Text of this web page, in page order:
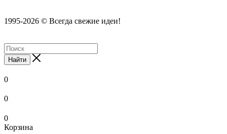
1995-2026 © Всегда свежие идеи!
Найти
0
0
0
Корзина